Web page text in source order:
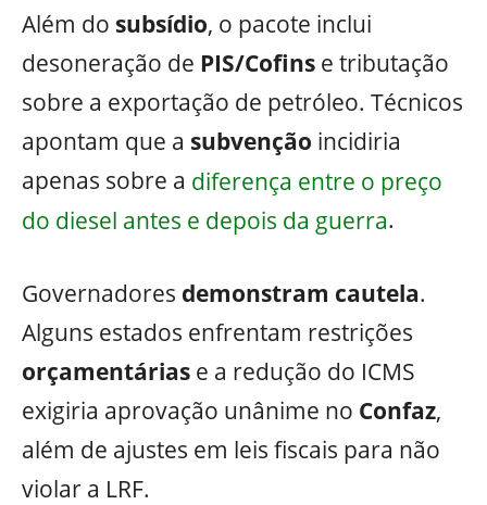
Além do subsídio, o pacote inclui
desoneração de PIS/Cofins e tributação
sobre a exportação de petróleo. Técnicos
apontam que a subvenção incidiria
apenas sobre a diferença entre o preço
do diesel antes e depois da guerra.
Governadores demonstram cautela.
Alguns estados enfrentam restrições
orçamentárias e a redução do ICMS
exigiria aprovação unânime no Confaz,
além de ajustes em leis fiscais para não
violar a LRF.